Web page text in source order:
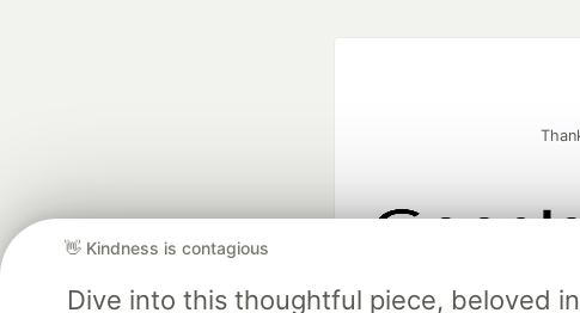
👋 Kindness is contagious
Dive into this thoughtful piece, beloved
and Platform Partner